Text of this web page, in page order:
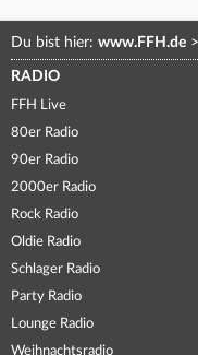
Du bist hier: www.FFH.de
RADIO
FFH Live
80er Radio
90er Radio
2000er Radio
Rock Radio
Oldie Radio
Schlager Radio
Party Radio
Lounge Radio
Weihnachtsradio